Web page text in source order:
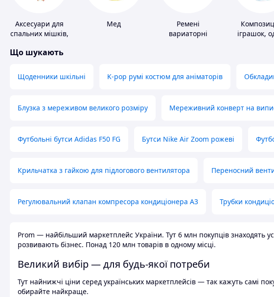
Аксесуари для
спальних мішків,
наметів
Мед
Ремені
вариаторні
іграшок,
Що шукають
Щоденники шкільні K-pop румі костюм для аніматорів
Блузка з мереживом великого розміру Мереживний конверт на
Футбольні бутси Adidas F50 FG Бутси Nike Air Zoom рожеві
Крильчатка з гайкою для підлогового вентилятора Переносний
Регулювальний клапан компресора кондиціонера А3 Трубки
Prom — найбільший маркетплейс України. Тут 6 млн покупців знаходять
розвивають бізнес. Понад 120 млн товарів в одному місці.
Великий вибір — для будь-якої потреби
Тут найнижчі ціни серед українських маркетплейсів — так кажуть самі
обирайте найкраще.